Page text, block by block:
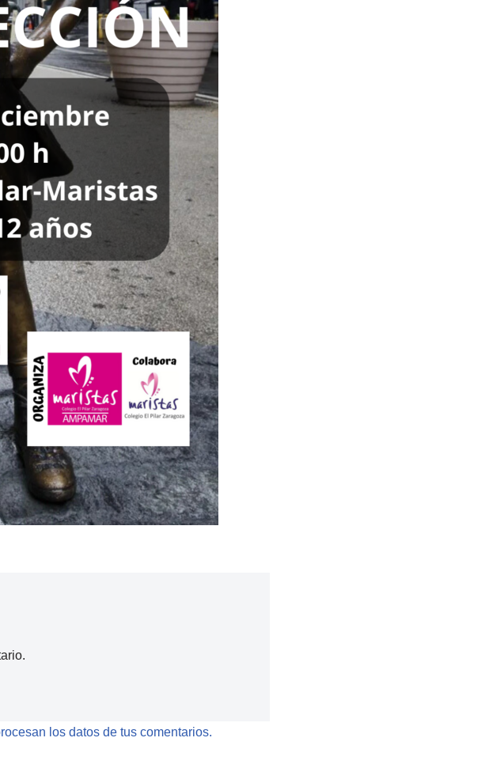
los datos de tus comentarios.